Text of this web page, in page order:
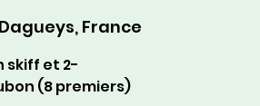
France
skiff et 2-
(8 premiers)